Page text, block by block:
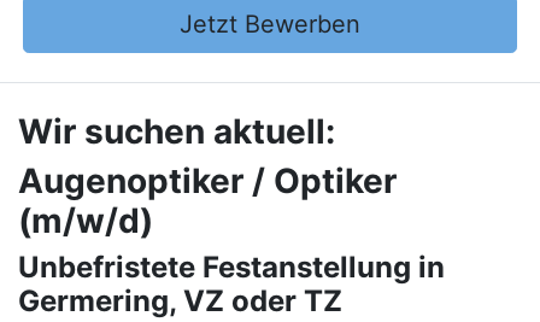
Jetzt Bewerben
Wir suchen aktuell:
Augenoptiker / Optiker
(m/w/d)
Unbefristete Festanstellung in
Germering, VZ oder TZ